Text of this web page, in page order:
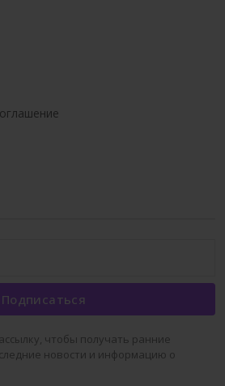
Подписаться
чтобы получать ранние
новости и информацию о